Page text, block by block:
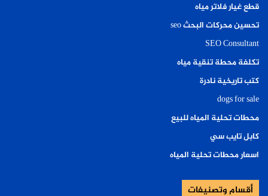
قطع غيار فلاتر مياه
تحسين محركات البحث seo
SEO Consultant
تكلفة محطة تنقية مياه
كتب تاريخية نادرة
dogs for sale
محطات تحلية المياه للبيع
كابل تايب سي
اسعار محطات تحلية المياه
أقسام وتصنيفات